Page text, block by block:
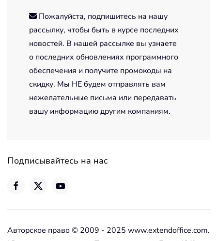
Пожалуйста, подпишитесь на нашу
рассылку, чтобы быть в курсе последних
новостей. В нашей рассылке вы узнаете
о последних обновлениях программного
обеспечения и получите промокоды на
скидку. Мы НЕ будем отправлять вам
нежелательные письма или передавать
вашу информацию другим компаниям.
Подписывайтесь на нас
Авторское право © 2009 - 2025 www.extendoffice.com.